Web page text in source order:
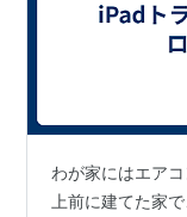
わが家にはエア
上前に建てた家